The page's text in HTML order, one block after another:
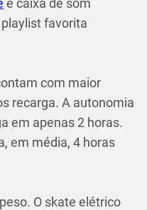
e caixa de som
favorita
com maior
recarga. A autonomia
em apenas 2 horas.
em média, 4 horas
O skate elétrico